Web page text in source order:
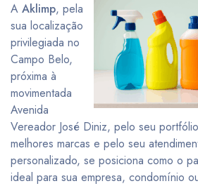
A Aklimp, pela
sua localização
privilegiada no
Campo Belo,
próxima à
movimentada
Avenida
Vereador José Diniz, pelo seu
melhores marcas e pelo seu
personalizado, se posiciona como o
ideal para sua empresa, condomínio